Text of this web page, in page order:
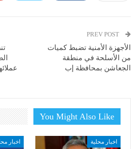
الأجهزة الأمنية تضبط كميات
من الأسلحة في منطقة
الجعاشن بمحافظة إب
You Might Also Like
اخبار محلية اخبار